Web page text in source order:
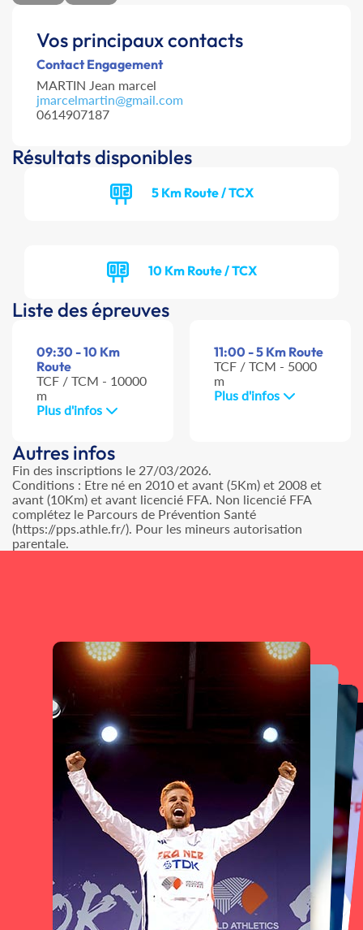
Vos principaux contacts
Contact Engagement
MARTIN Jean marcel
jmarcelmartin@gmail.com
0614907187
Résultats disponibles
5 Km Route / TCX
10 Km Route / TCX
Liste des épreuves
09:30 - 10 Km
Route
TCF / TCM - 10000
m
Plus d'infos
11:00 - 5 Km Route
TCF / TCM - 5000
m
Plus d'infos
Autres infos
Fin des inscriptions le 27/03/2026.
Conditions : Etre né en 2010 et avant (5Km) et 2008 et
avant (10Km) et avant licencié FFA. Non licencié FFA
complétez le Parcours de Prévention Santé
(https://pps.athle.fr/). Pour les mineurs autorisation
parentale.